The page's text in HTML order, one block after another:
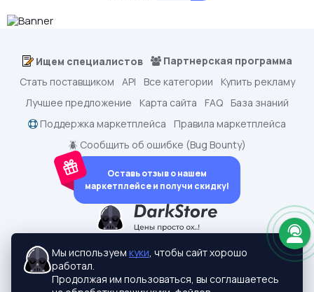
dark.shopping - Маркетплейс аккаунтов
2015-2026 © dark.shopping
Актуальные адреса:
Ищем специалистов
Партнерская программа
Стать поставщиком
API Все категории
Купить рекламу
Лучшее предложение
Карта сайта FAQ
База знаний
Поддержка маркетплейса
Правила маркетплейса
🪲 Сообщить об ошибке (Bug Bounty)
Оставь отзыв о нашем
маркетплейсе и получи скидку!
Мы используем куки, чтобы сайт хорошо
работал.
Продолжая им пользоваться, вы соглашаетесь